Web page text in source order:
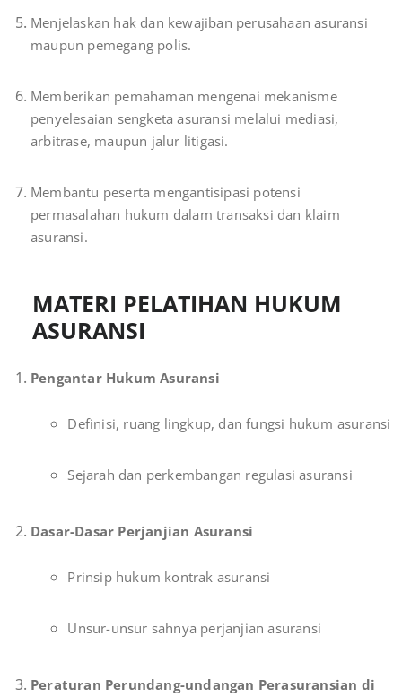
Menjelaskan hak dan kewajiban perusahaan asuransi
maupun pemegang polis.
Memberikan pemahaman mengenai mekanisme
penyelesaian sengketa asuransi melalui mediasi,
arbitrase, maupun jalur litigasi.
Membantu peserta mengantisipasi potensi
permasalahan hukum dalam transaksi dan klaim
asuransi.
MATERI PELATIHAN HUKUM
ASURANSI
Pengantar Hukum Asuransi
Definisi, ruang lingkup, dan fungsi hukum asuransi
Sejarah dan perkembangan regulasi asuransi
Dasar-Dasar Perjanjian Asuransi
Prinsip hukum kontrak asuransi
Unsur-unsur sahnya perjanjian asuransi
Peraturan Perundang-undangan Perasuransian di